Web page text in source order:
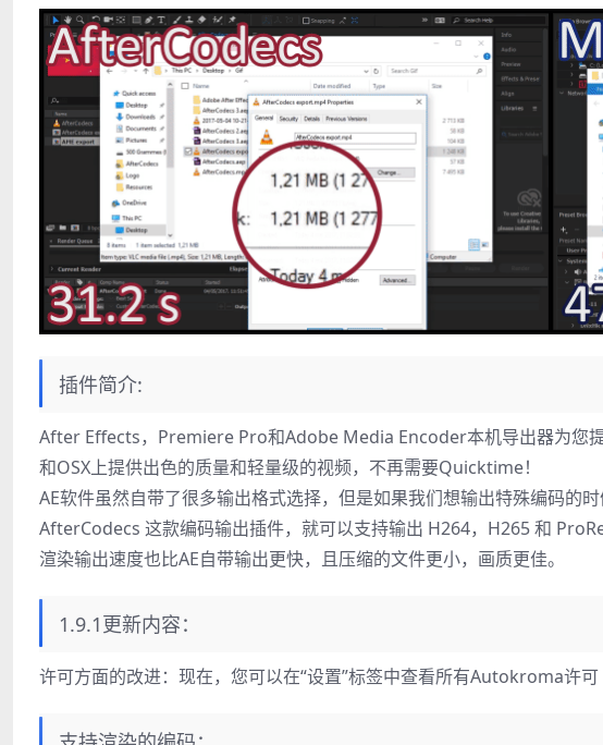
插件简介:
After Effects，Premiere Pro和Adobe Media Encoder本机导出器为您
和OSX上提供出色的质量和轻量级的视频，不再需要Quicktime！
AE软件虽然自带了很多输出格式选择，但是如果我们想输出特殊编码的时
AfterCodecs 这款编码输出插件，就可以支持输出 H264，H265 和
渲染输出速度也比AE自带输出更快，且压缩的文件更小，画质更佳。
1.9.1更新内容：
许可方面的改进：现在，您可以在“设置”标签中查看所有Autokroma许可